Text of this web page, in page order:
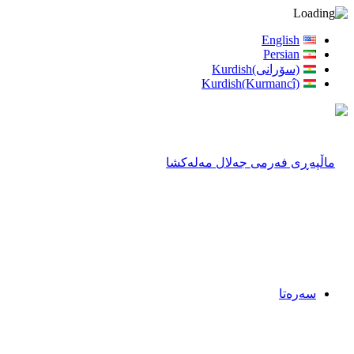
English
Persian
(سۆرانی)Kurdish
Kurdish(Kurmancî)
سەرەتا